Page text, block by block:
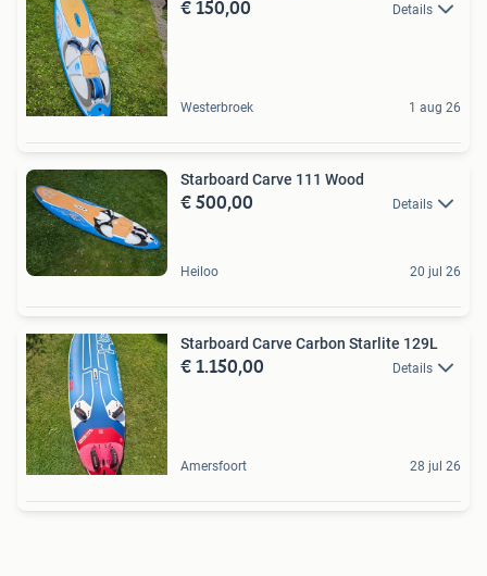
€ 150,00 Details
Westerbroek 1 aug 26
Starboard Carve 111 Wood
€ 500,00 Details
Heiloo 20 jul 26
Starboard Carve Carbon Starlite 129L
€ 1.150,00 Details
Amersfoort 28 jul 26